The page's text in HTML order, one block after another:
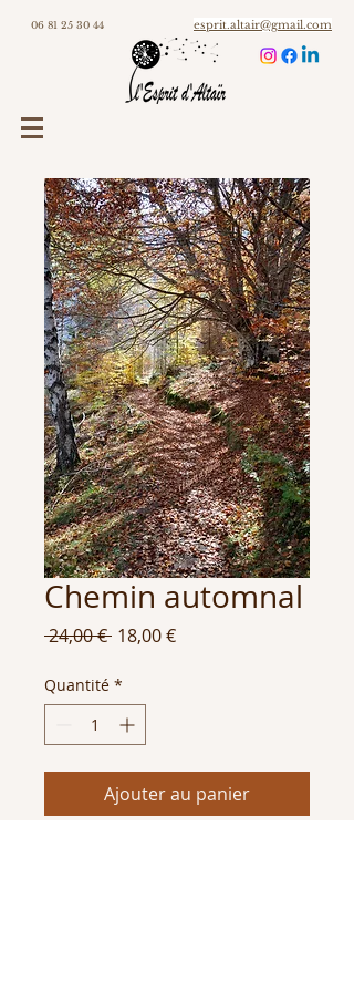
06 81 25 30 44 esprit.altair@gmail.com
Chemin automnal
24,00 € Prix
18,00 €Prix
Quantité *
Ajouter au panier